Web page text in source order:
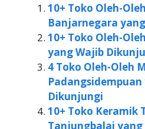
10+ Toko Oleh-
Banjarnegara
10+ Toko Oleh-
yang Wajib
4 Toko Oleh-Oleh
Dikunjungi
10+ Toko Keramik
Tanjungbalai